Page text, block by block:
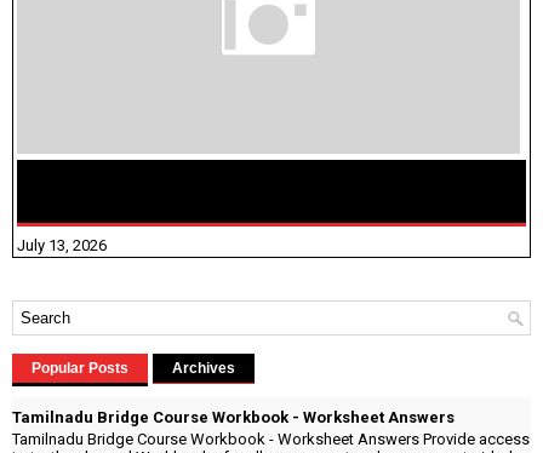
July 13, 2026
Popular Posts Archives
Tamilnadu Bridge Course Workbook - Worksheet Answers
Tamilnadu Bridge Course Workbook - Worksheet Answers Provide access